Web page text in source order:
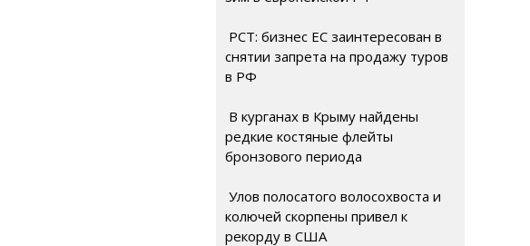
РСТ: бизнес ЕС заинтересован в
снятии запрета на продажу туров
в РФ
В курганах в Крыму найдены
редкие костяные флейты
бронзового периода
Улов полосатого волосохвоста и
колючей скорпены привел к
рекорду в США